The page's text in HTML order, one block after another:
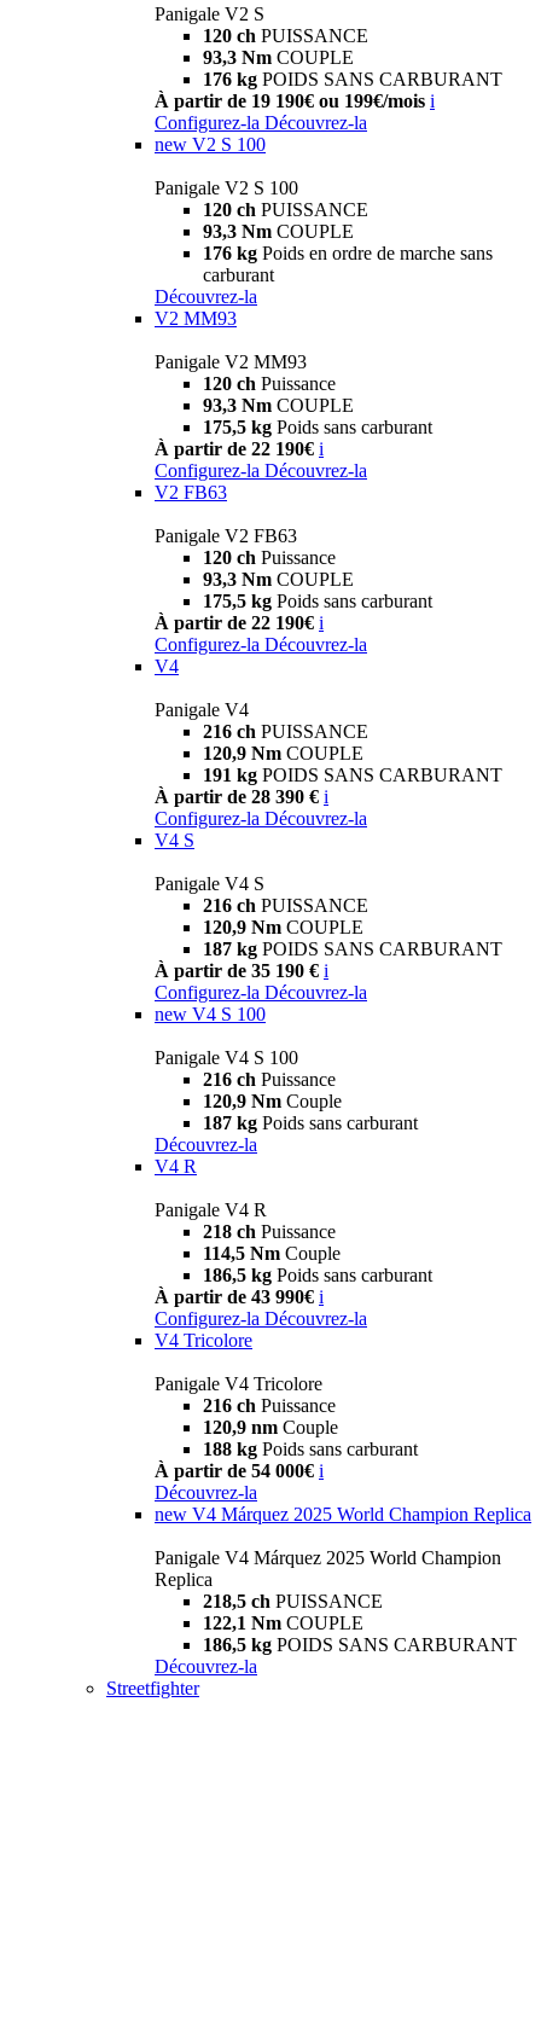
Panigale V2 S
120 ch PUISSANCE
93,3 Nm COUPLE
176 kg POIDS SANS CARBURANT
À partir de 19 190€ ou 199€/mois i
Configurez-la Découvrez-la
new V2 S 100
Panigale V2 S 100
120 ch PUISSANCE
93,3 Nm COUPLE
176 kg Poids en ordre de marche sans
carburant
Découvrez-la
V2 MM93
Panigale V2 MM93
120 ch Puissance
93,3 Nm COUPLE
175,5 kg Poids sans carburant
À partir de 22 190€ i
Configurez-la Découvrez-la
V2 FB63
Panigale V2 FB63
120 ch Puissance
93,3 Nm COUPLE
175,5 kg Poids sans carburant
À partir de 22 190€ i
Configurez-la Découvrez-la
V4
Panigale V4
216 ch PUISSANCE
120,9 Nm COUPLE
191 kg POIDS SANS CARBURANT
À partir de 28 390 € i
Configurez-la Découvrez-la
V4 S
Panigale V4 S
216 ch PUISSANCE
120,9 Nm COUPLE
187 kg POIDS SANS CARBURANT
À partir de 35 190 € i
Configurez-la Découvrez-la
new V4 S 100
Panigale V4 S 100
216 ch Puissance
120,9 Nm Couple
187 kg Poids sans carburant
Découvrez-la
V4 R
Panigale V4 R
218 ch Puissance
114,5 Nm Couple
186,5 kg Poids sans carburant
À partir de 43 990€ i
Configurez-la Découvrez-la
V4 Tricolore
Panigale V4 Tricolore
216 ch Puissance
120,9 nm Couple
188 kg Poids sans carburant
À partir de 54 000€ i
Découvrez-la
new V4 Márquez 2025 World Champion Replica
Panigale V4 Márquez 2025 World Champion
Replica
218,5 ch PUISSANCE
122,1 Nm COUPLE
186,5 kg POIDS SANS CARBURANT
Découvrez-la
Streetfighter